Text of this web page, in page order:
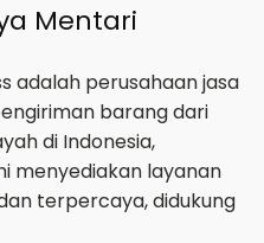
Mentari
adalah perusahaan jasa
barang dari
di Indonesia,
menyediakan layanan
terpercaya, didukung